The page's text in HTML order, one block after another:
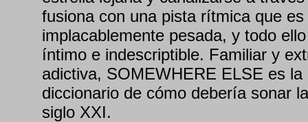
fusiona con una pista rítmica que
implacablemente pesada, y todo
íntimo e indescriptible. Familiar y
adictiva, SOMEWHERE ELSE es la
diccionario de cómo debería sonar
siglo XXI.